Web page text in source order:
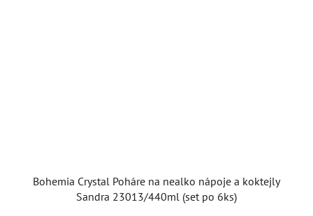
Bohemia Crystal Poháre na nealko nápoje a koktejly
Sandra 23013/440ml (set po 6ks)